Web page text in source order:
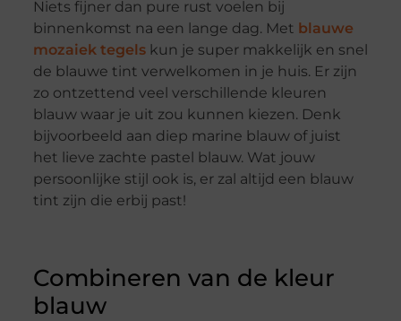
Niets fijner dan pure rust voelen bij
binnenkomst na een lange dag. Met blauwe
mozaiek tegelskun je super makkelijk en snel
de blauwe tint verwelkomen in je huis. Er zijn
zo ontzettend veel verschillende kleuren
blauw waar je uit zou kunnen kiezen. Denk
bijvoorbeeld aan diep marine blauw of juist
het lieve zachte pastel blauw. Wat jouw
persoonlijke stijl ook is, er zal altijd een blauw
tint zijn die erbij past!
Combineren van de kleur
blauw